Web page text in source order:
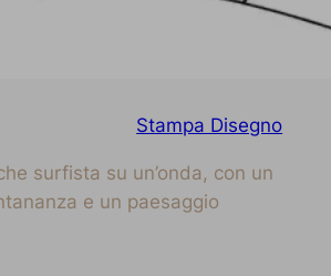
Stampa Disegno
surfista su un’onda, con un
e un paesaggio